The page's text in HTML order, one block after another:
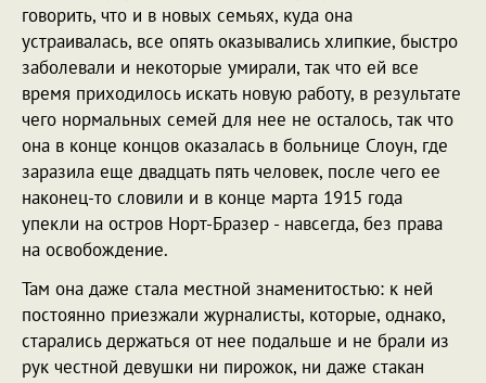
говорить, что и в новых семьях, куда она
устраивалась, все опять оказывались хлипкие, быстро
заболевали и некоторые умирали, так что ей все
время приходилось искать новую работу, в результате
чего нормальных семей для нее не осталось, так что
она в конце концов оказалась в больнице Слоун, где
заразила еще двадцать пять человек, после чего ее
наконец-то словили и в конце марта 1915 года
упекли на остров Норт-Бразер - навсегда, без права
на освобождение.
Там она даже стала местной знаменитостью: к ней
постоянно приезжали журналисты, которые, однако,
старались держаться от нее подальше и не брали из
рук честной девушки ни пирожок, ни даже стакан